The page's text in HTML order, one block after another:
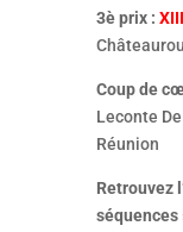
3è prix : XIII
Coup de
Leconte
Réunion
Retrouvez
séquences